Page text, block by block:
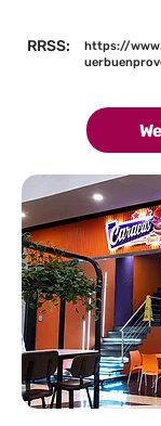
RRSS:
https://